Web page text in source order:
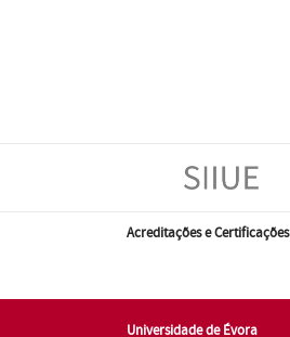
Acreditações e Certificações
Universidade de Évora